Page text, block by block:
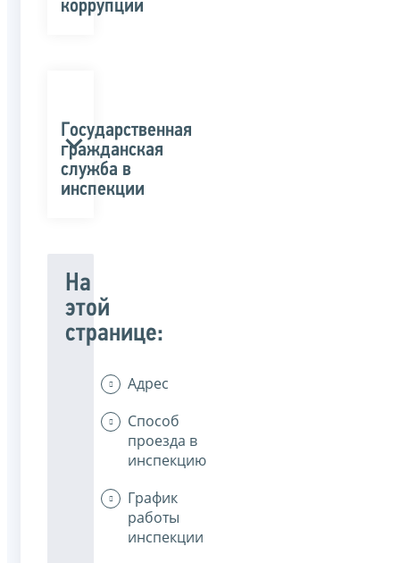
коррупции
Государственная
гражданская
служба в
инспекции
На
этой
странице:
Адрес
Способ
проезда в
инспекцию
График
работы
инспекции